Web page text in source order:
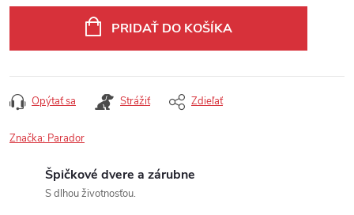
PRIDAŤ DO KOŠÍKA
Opýtať sa Strážiť Zdieľať
Značka: Parador
Špičkové dvere a zárubne
S dlhou životnosťou.